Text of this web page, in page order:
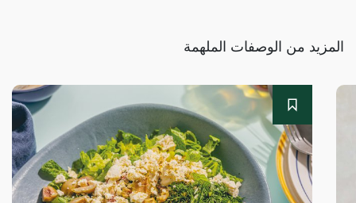
المزيد من الوصفات الملهمة